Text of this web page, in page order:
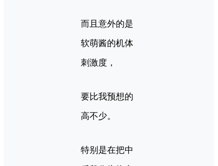
而且意外的是
软萌酱的机体
刺激度，
要比我预想的
高不少。
特别是在把中